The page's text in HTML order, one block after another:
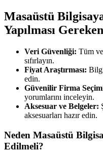
Masaüstü
Yapılması
Veri Güvenliği: Tüm
sıfırlayın.
Fiyat Araştırması:
edin.
Güvenilir Firma
yorumlarını inceleyin.
Aksesuar ve Belgeler:
aksesuarları hazır edin.
Neden Masaüstü
Edilmeli?